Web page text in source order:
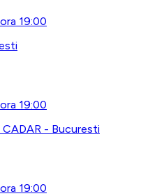
19:00
19:00
- Bucuresti
19:00